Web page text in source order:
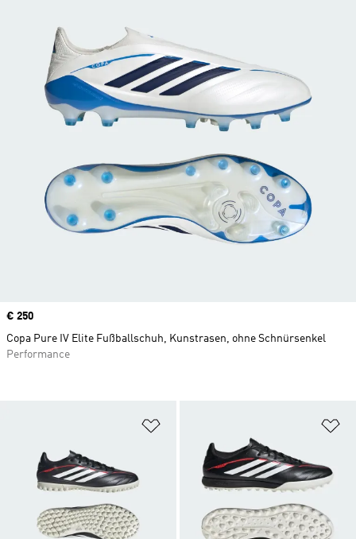
Price
€ 250
Copa Pure IV Elite Fußballschuh, Kunstrasen, ohne Schnürsenkel
Performance